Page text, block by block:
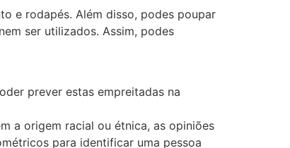
e rodapés. Além disso, podes poupar
ser utilizados. Assim, podes
prever estas empreitadas na
a origem racial ou étnica, as opiniões
para identificar uma pessoa